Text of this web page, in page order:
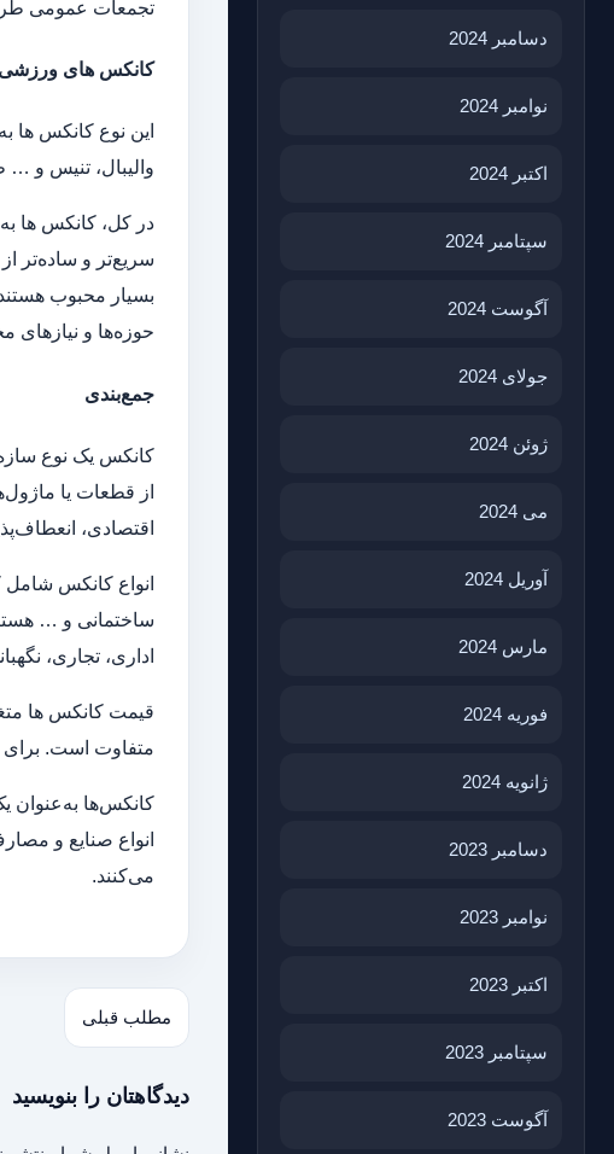
دسامبر 2024
نوامبر 2024
اکتبر 2024
سپتامبر 2024
آگوست 2024
جولای 2024
ژوئن 2024
می 2024
آوریل 2024
مارس 2024
فوریه 2024
ژانویه 2024
دسامبر 2023
نوامبر 2023
اکتبر 2023
سپتامبر 2023
آگوست 2023
تجمعات عمومی
کانکس‌ های ورزشی
این نوع کانکس‌ ها
والیبال، تنیس و
در کل، کانکس‌ ها به
سریع‌تر و ساده‌تر
بسیار محبوب
حوزه‌ها و نیازهای
جمع‌بندی
کانکس یک نوع
از قطعات یا
اقتصادی،
انواع کانکس
ساختمانی و …
اداری، تجاری،
قیمت کانکس‌ ها
متفاوت است. برای
کانکس‌ها به‌عنوان
انواع صنایع و
می‌کنند.
مطلب قبلی
دیدگاهتان را بنویسید